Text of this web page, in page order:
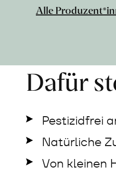
Alle
Dafür
Pestizidfrei
Natürliche
Von kleinen